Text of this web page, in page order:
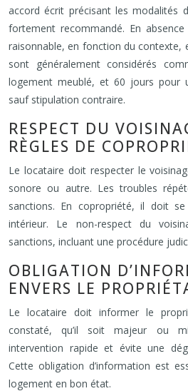
accord écrit précisant les modalités
fortement recommandé. En
raisonnable, en fonction du contexte,
sont généralement considérés
logement meublé, et 60 jours pour
sauf stipulation contraire.
RESPECT DU
RÈGLES DE
Le locataire doit respecter le
sonore ou autre. Les troubles
sanctions. En copropriété, il doit
intérieur. Le non-respect du
sanctions, incluant une procédure
OBLIGATION
ENVERS LE
Le locataire doit informer le
constaté, qu’il soit majeur ou
intervention rapide et évite une
Cette obligation d’information est
logement en bon état.